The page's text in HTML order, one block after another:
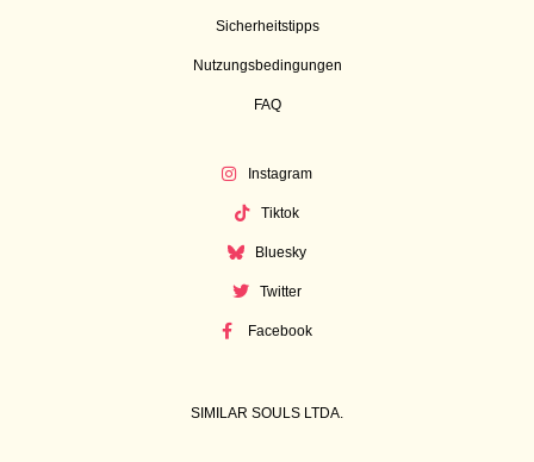
Sicherheitstipps
Nutzungsbedingungen
FAQ
Instagram
Tiktok
Bluesky
Twitter
Facebook
SIMILAR SOULS LTDA.